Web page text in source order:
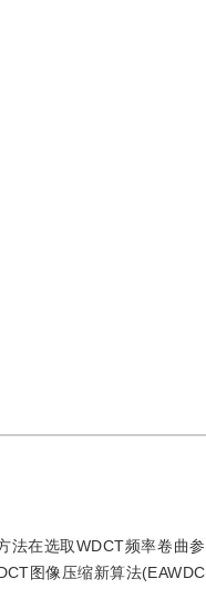
法在选取WDCT频率卷曲
图像压缩新算法